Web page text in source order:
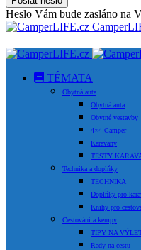
Heslo Vám bude zasláno na
TÉMATA
Obytná auta
Obytná auta
Obytné vestavby
4×4 Camper
Karavany
TESTY
Technika a doplňky
TECHNIKA
Doplňky pro
Knihy pro
Cestování a kempy
TIPY NA
Rady na cestu